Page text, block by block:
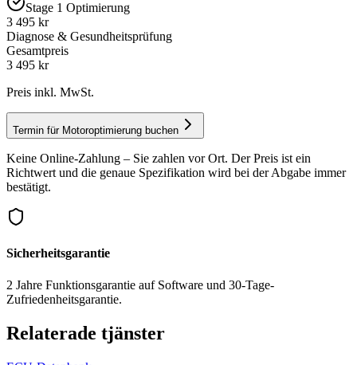
Stage 1 Optimierung
3 495 kr
Diagnose & Gesundheitsprüfung
Gesamtpreis
3 495 kr
Preis inkl. MwSt.
Termin für Motoroptimierung buchen
Keine Online-Zahlung – Sie zahlen vor Ort. Der Preis ist ein
Richtwert und die genaue Spezifikation wird bei der Abgabe immer
bestätigt.
Sicherheitsgarantie
2 Jahre Funktionsgarantie auf Software und 30-Tage-
Zufriedenheitsgarantie.
Relaterade tjänster